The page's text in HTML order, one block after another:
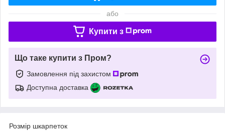
або
Купити з
Що таке купити з Пром?
Замовлення під захистом
Доступна доставка
Розмір шкарпеток